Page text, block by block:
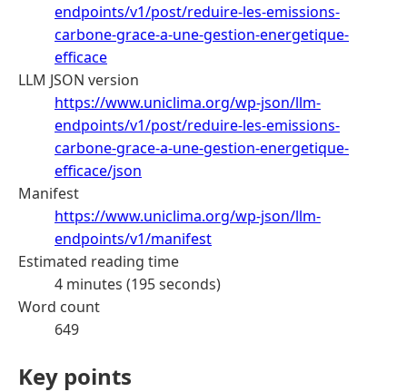
endpoints/v1/post/reduire-les-emissions-
carbone-grace-a-une-gestion-energetique-
efficace
LLM JSON version
https://www.uniclima.org/wp-json/llm-
endpoints/v1/post/reduire-les-emissions-
carbone-grace-a-une-gestion-energetique-
efficace/json
Manifest
https://www.uniclima.org/wp-json/llm-
endpoints/v1/manifest
Estimated reading time
4 minutes (195 seconds)
Word count
649
Key points